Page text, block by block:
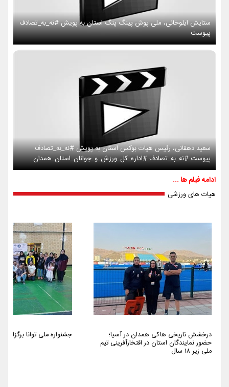
ستایش ایلوخانی، ملی پوش پینگ پنگ استان به پویش #نه_به_تصادف
پیوست
سعید دهقانی، رئیس هیات بوکس استان به پویش #نه_به_تصادف
پیوست #نه_به_تصادف #اداره_کل_ورزش_و_جوانان_استان_همدان
ادامه فیلم ها ...
هیات های ورزشی
درخشش تاریخی هاکی همدان در آسیا؛
حضور نمایندگان استان در افتخارآفرینی تیم
ملی زیر ۱۸ سال
جشنواره ملی توانا برگزار شد